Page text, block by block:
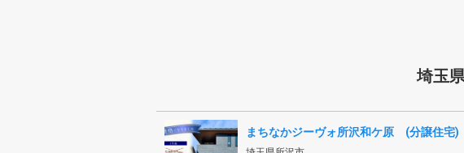
埼玉
まちなかジーヴォ所沢和ケ原 (分譲住宅)